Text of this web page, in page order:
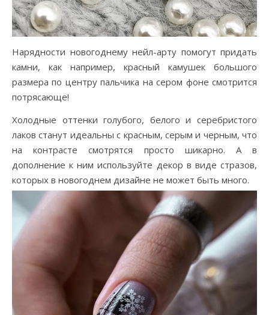
Нарядности новогоднему нейл-арту помогут придать
камни, как например, красный камушек большого
размера по центру пальчика на сером фоне смотрится
потрясающе!
Холодные оттенки голубого, белого и серебристого
лаков станут идеальны с красным, серым и черным, что
на контрасте смотрятся просто шикарно. А в
дополнение к ним используйте декор в виде стразов,
которых в новогоднем дизайне не может быть много.